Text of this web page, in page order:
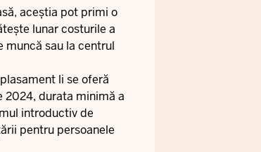
aceștia pot primi o
lunar costurile a
muncă sau la centrul
li se oferă
2024, durata minimă a
introductiv de
pentru persoanele